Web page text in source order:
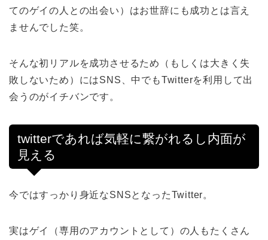
てのゲイの人との出会い）はお世辞にも成功とは言え
ませんでした笑。
そんな初リアルを成功させるため（もしくは大きく失
敗しないため）にはSNS、中でもTwitterを利用して出
会うのがイチバンです。
twitterであれば気軽に繋がれるし内面が
見える
今ではすっかり身近なSNSとなったTwitter。
実はゲイ（専用のアカウントとして）の人もたくさん